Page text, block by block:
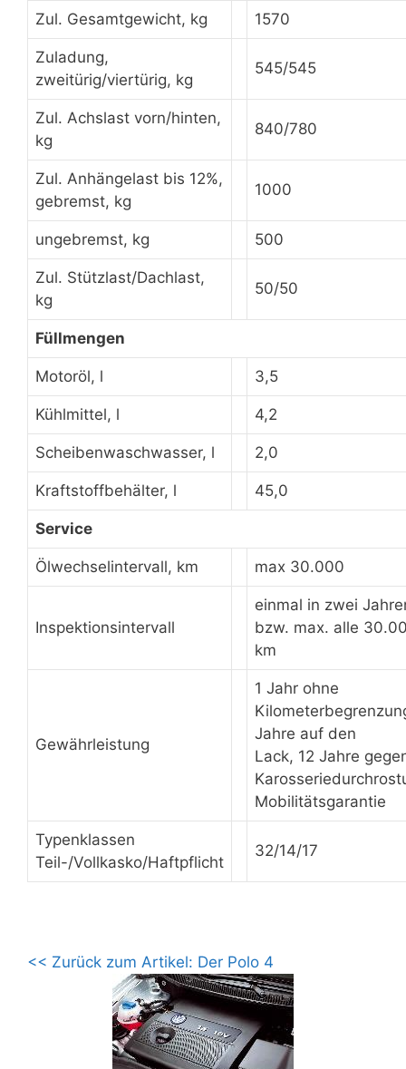
Zul. Gesamtgewicht, kg 1570
Zuladung,
zweitürig/viertürig, kg
545/545
Zul. Achslast vorn/hinten,
kg
840/780
Zul. Anhängelast bis 12%,
gebremst, kg
1000
ungebremst, kg 500
Zul. Stützlast/Dachlast,
kg
50/50
Füllmengen
Motoröl, l 3,5
Kühlmittel, l 4,2
Scheibenwaschwasser, l 2,0
Kraftstoffbehälter, l 45,0
Service
Ölwechselintervall, km max 30.000
Inspektionsintervall
einmal in zwei
bzw. max. alle
km
Gewährleistung
1 Jahr ohne
Jahre auf den
Lack, 12 Jahre
Mobilitätsgarantie
Typenklassen
Teil-/Vollkasko/Haftpflicht
32/14/17
<< Zurück zum Artikel: Der Polo 4